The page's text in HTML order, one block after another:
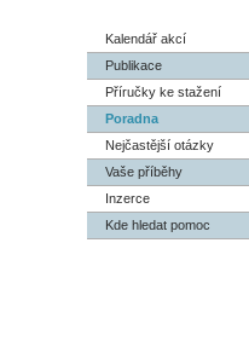
Kalendář akcí
Publikace
Příručky ke stažení
Poradna
Nejčastější otázky
Vaše příběhy
Inzerce
Kde hledat pomoc